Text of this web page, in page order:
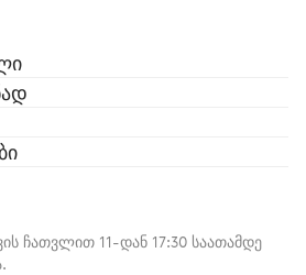
ჩათვლით 11-დან 17:30 საათამდე